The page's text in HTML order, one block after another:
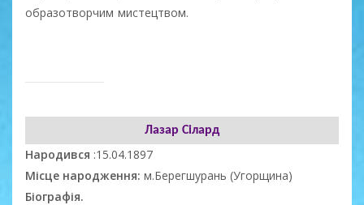
образотворчим мистецтвом.
Лазар Сілард
Народився :15.04.1897
Місце народження: м.Берегшурань (Угорщина)
Біографія.